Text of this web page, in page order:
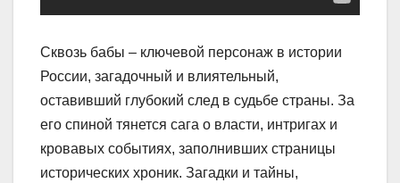
Сквозь бабы – ключевой персонаж в истории
России, загадочный и влиятельный,
оставивший глубокий след в судьбе страны. За
его спиной тянется сага о власти, интригах и
кровавых событиях, заполнивших страницы
исторических хроник. Загадки и тайны,